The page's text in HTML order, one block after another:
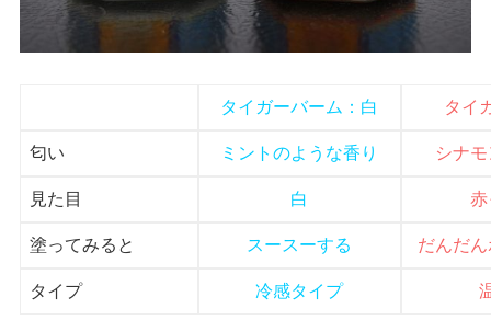
タイガーバーム：白 タイ
匂い ミントのような香り シナ
見た目 白
塗ってみると スースーする だんだ
タイプ 冷感タイプ